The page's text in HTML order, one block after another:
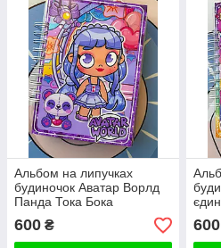
Альбом на липучках
будиночок Аватар Ворлд
Панда Тока Бока
600 ₴ 600